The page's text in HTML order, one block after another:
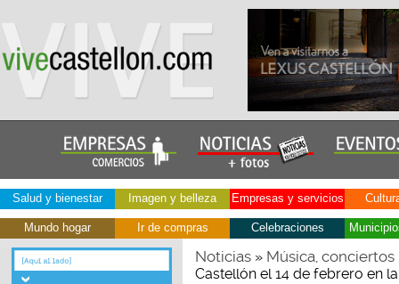
Salud y bienestar Imagen y belleza Empresas y servicios
Mundo hogar Ir de compras Celebraciones
Noticias» Música, conciertos
Castellón el 14 de febrero en